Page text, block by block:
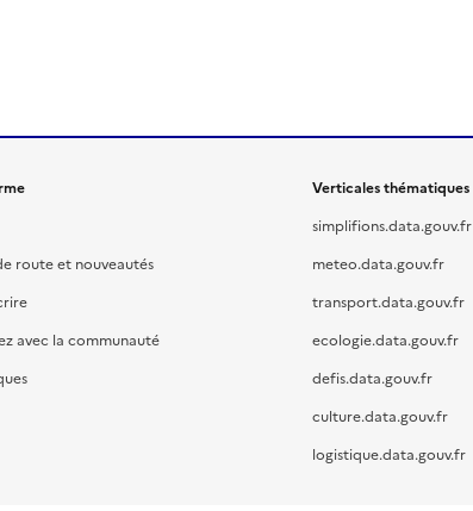
route et nouveautés
avec la communauté
Verticales thématiques
simplifions.data.gouv.fr
meteo.data.gouv.fr
transport.data.gouv.fr
ecologie.data.gouv.fr
defis.data.gouv.fr
culture.data.gouv.fr
logistique.data.gouv.fr